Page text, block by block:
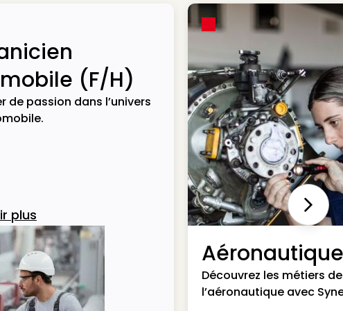
(F/H)
de passion dans l’univers
plus
Aéronautique
Découvrez les métiers de
l’aéronautique avec
Next